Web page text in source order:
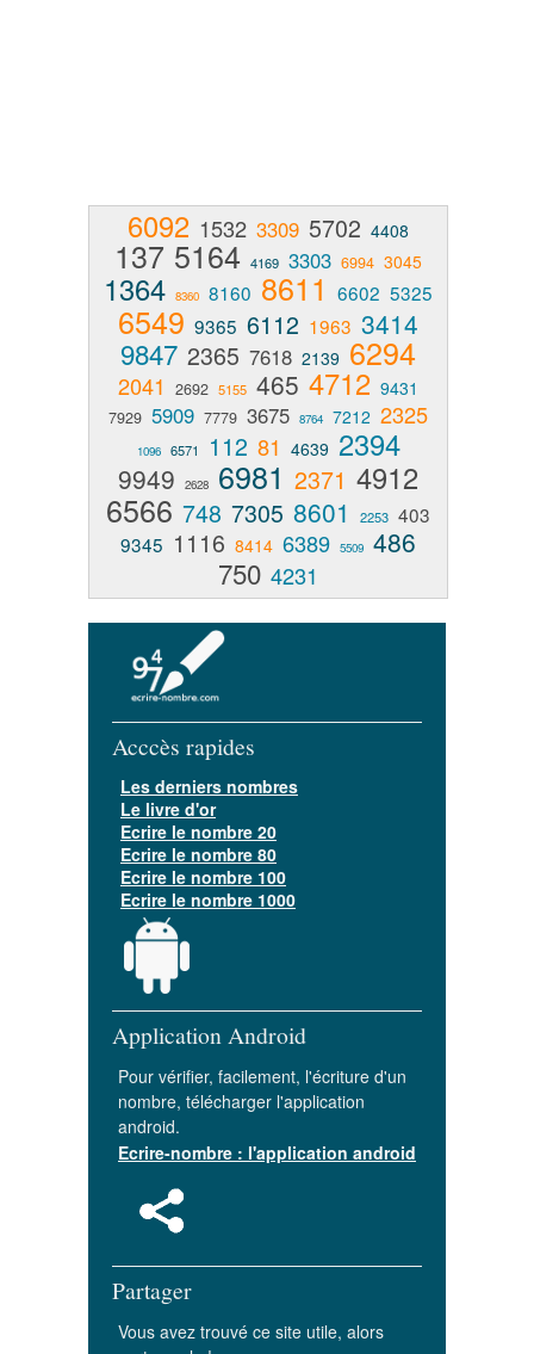
6092 1532 3309 5702 4408
137 5164 4169 3303 6994 3045
1364 8360 8160 8611 6602 5325
6549 9365 6112 1963 3414
9847 2365 7618 2139 6294
2041 2692 5155 465 4712 9431
7929 5909 7779 3675 8764 7212 2325
1096 6571 112 81 4639 2394
9949 2628 6981 2371 4912
6566 748 7305 8601 2253 403
9345 1116 8414 6389 5509 486
750 4231
Acccès rapides
Les derniers nombres
Le livre d'or
Ecrire le nombre 20
Ecrire le nombre 80
Ecrire le nombre 100
Ecrire le nombre 1000
Application Android
Pour vérifier, facilement, l'écriture d'un
nombre, télécharger l'application
android.
Ecrire-nombre : l'application android
Partager
Vous avez trouvé ce site utile, alors